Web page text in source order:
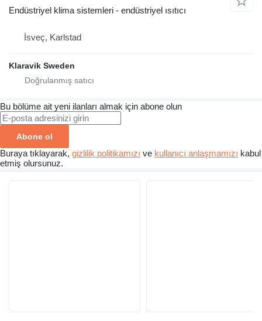
Endüstriyel klima sistemleri - endüstriyel ısıtıcı
İsveç, Karlstad
Klaravik Sweden
Bu bölüme ait yeni ilanları almak için abone olun
Abone ol
Buraya tıklayarak, gizlilik politikamızı ve kullanıcı anlaşmamızı kabul
etmiş olursunuz.